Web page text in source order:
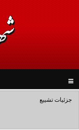
navigation
جزئیات تشییع پیکر مطهر